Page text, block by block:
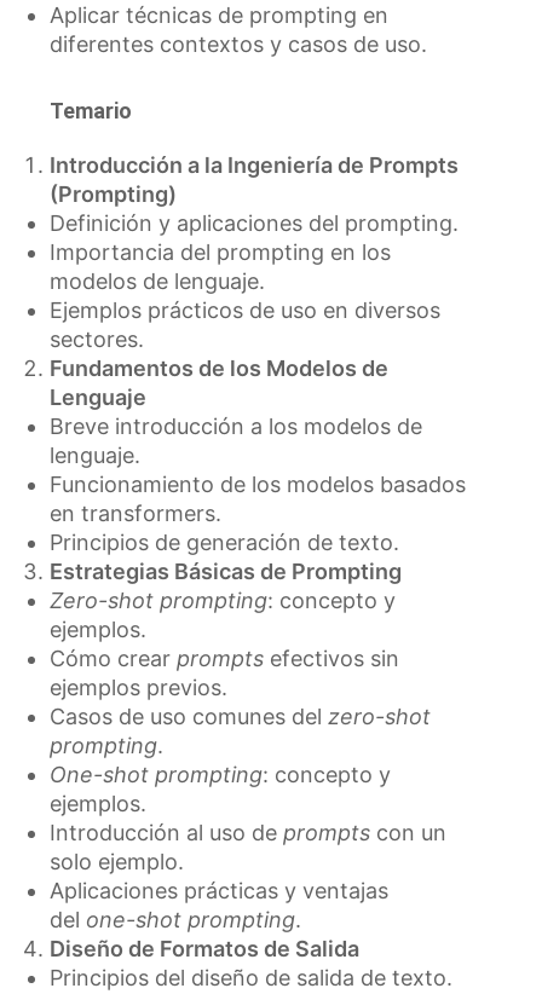
Aplicar técnicas de prompting en
diferentes contextos y casos de uso.
Temario
Introducción a la Ingeniería de Prompts
(Prompting)
Definición y aplicaciones del prompting.
Importancia del prompting en los
modelos de lenguaje.
Ejemplos prácticos de uso en diversos
sectores.
Fundamentos de los Modelos de
Lenguaje
Breve introducción a los modelos de
lenguaje.
Funcionamiento de los modelos basados
en transformers.
Principios de generación de texto.
Estrategias Básicas de Prompting
Zero-shot prompting: concepto y
ejemplos.
Cómo crear promptsefectivos sin
ejemplos previos.
Casos de uso comunes del zero-shot
prompting.
One-shot prompting: concepto y
ejemplos.
Introducción al uso de promptscon un
solo ejemplo.
Aplicaciones prácticas y ventajas
del one-shot prompting.
Diseño de Formatos de Salida
Principios del diseño de salida de texto.